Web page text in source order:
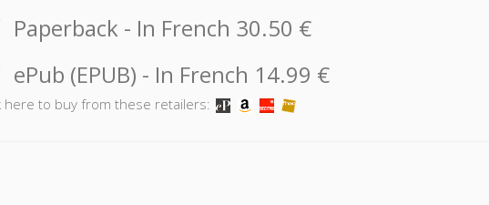
Paperback - In French 30.50 €
ePub (EPUB) - In French 14.99 €
here to buy from these retailers: